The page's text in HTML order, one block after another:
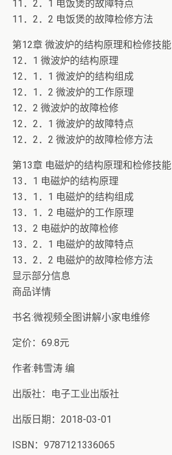
11．2．1 电饭煲的故障特点
11．2．2 电饭煲的故障检修方法
第12章 微波炉的结构原理和检修技能
12．1 微波炉的结构原理
12．1．1 微波炉的结构组成
12．1．2 微波炉的工作原理
12．2 微波炉的故障检修
12．2．1 微波炉的故障特点
12．2．2 微波炉的故障检修方法
第13章 电磁炉的结构原理和检修技能
13．1 电磁炉的结构原理
13．1．1 电磁炉的结构组成
13．1．2 电磁炉的工作原理
13．2 电磁炉的故障检修
13．2．1 电磁炉的故障特点
13．2．2 电磁炉的故障检修方法
显示部分信息
商品详情
书名:微视频全图讲解小家电维修
定价：69.8元
作者:韩雪涛 编
出版社：电子工业出版社
出版日期：2018-03-01
ISBN：9787121336065